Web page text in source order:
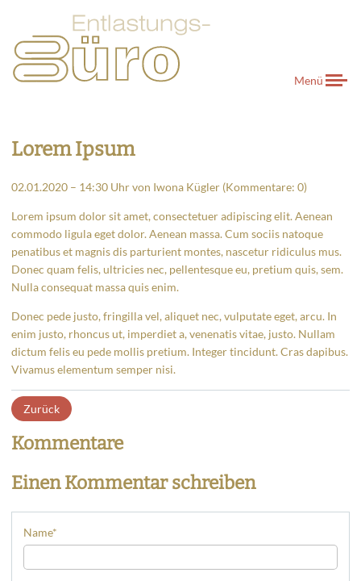
Menü
Lorem Ipsum
02.01.2020 – 14:30 Uhrvon Iwona Kügler (Kommentare: 0)
Lorem ipsum dolor sit amet, consectetuer adipiscing elit. Aenean
commodo ligula eget dolor. Aenean massa. Cum sociis natoque
penatibus et magnis dis parturient montes, nascetur ridiculus mus.
Donec quam felis, ultricies nec, pellentesque eu, pretium quis, sem.
Nulla consequat massa quis enim.
Donec pede justo, fringilla vel, aliquet nec, vulputate eget, arcu. In
enim justo, rhoncus ut, imperdiet a, venenatis vitae, justo. Nullam
dictum felis eu pede mollis pretium. Integer tincidunt. Cras dapibus.
Vivamus elementum semper nisi.
Zurück
Kommentare
Einen Kommentar schreiben
Name*